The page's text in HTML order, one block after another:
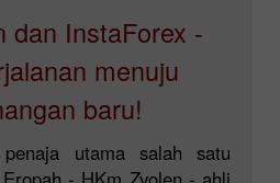
dan InstaForex -
menuju
baru!
utama salah satu